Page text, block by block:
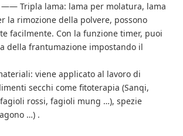
—— Tripla lama: lama per molatura, lama
la rimozione della polvere, possono
facilmente. Con la funzione timer, puoi
della frantumazione impostando il
viene applicato al lavoro di
secchi come fitoterapia (Sanqi,
rossi, fagioli mung …), spezie
…) .